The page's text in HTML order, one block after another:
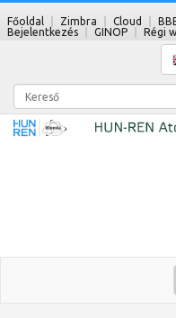
Főoldal Zimbra Cloud
Bejelentkezés
GINOP Régi
Kereső